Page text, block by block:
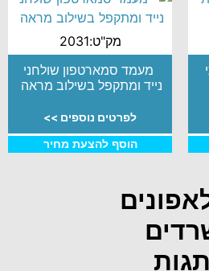
מק"ט:2031
מעמד סמארטפון שולחני
נייד ומתקפל בשילוב מראה
לפרטים נוספים >>
הוסף להצעת מחיר